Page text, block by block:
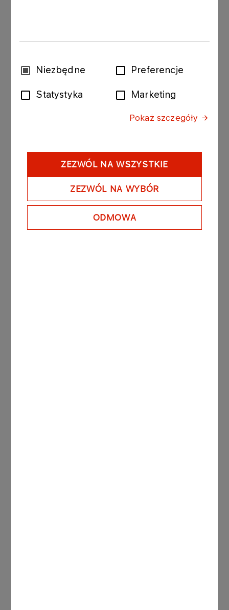
WybórNiezbędne Preferencje
Statystyka Marketing
Pokaż szczegóły
ZEZWÓL NA WSZYSTKIE
ZEZWÓL NA WYBÓR
ODMOWA
więcej.